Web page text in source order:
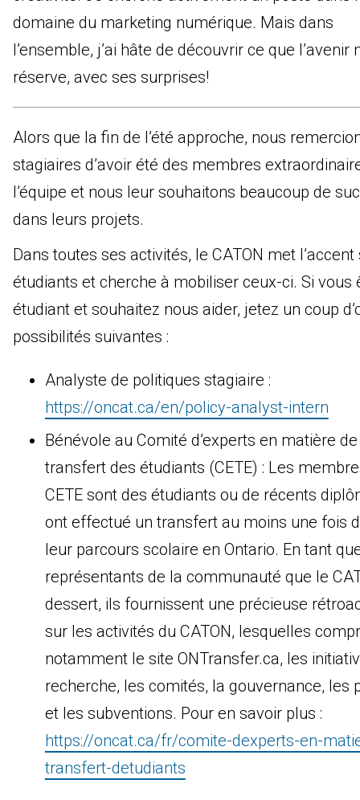
domaine du marketing numérique. Mais dans
l’ensemble, j’ai hâte de découvrir ce que l’avenir
réserve, avec ses surprises!
Alors que la fin de l’été approche, nous
stagiaires d’avoir été des membres
l’équipe et nous leur souhaitons beaucoup de
dans leurs projets.
Dans toutes ses activités, le CATON met
étudiants et cherche à mobiliser ceux-ci. Si vous
étudiant et souhaitez nous aider, jetez un coup
possibilités suivantes :
Analyste de politiques stagiaire :
https://oncat.ca/en/policy-analyst-intern
Bénévole au Comité d’experts en matière de
transfert des étudiants (CETE) : Les
CETE sont des étudiants ou de récents
ont effectué un transfert au moins une fois
leur parcours scolaire en Ontario. En tant
représentants de la communauté que le
dessert, ils fournissent une précieuse
sur les activités du CATON, lesquelles
notamment le site ONTransfer.ca, les
recherche, les comités, la gouvernance, les
et les subventions. Pour en savoir plus :
https://oncat.ca/fr/comite-dexperts-en-
transfert-detudiants